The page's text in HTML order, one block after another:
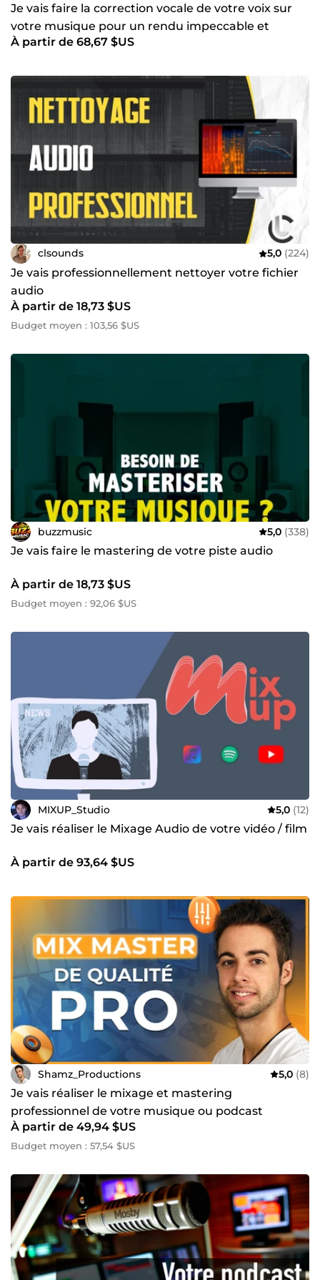
Je vais faire la correction vocale de votre voix sur
votre musique pour un rendu impeccable et
professionnel
À partir de 68,67 $US
clsounds 5,0 (224)
Je vais professionnellement nettoyer votre fichier
audio
À partir de 18,73 $US
Budget moyen : 103,56 $US
buzzmusic 5,0 (338)
Je vais faire le mastering de votre piste audio
À partir de 18,73 $US
Budget moyen : 92,06 $US
MIXUP_Studio 5,0 (12)
Je vais réaliser le Mixage Audio de votre vidéo / film
À partir de 93,64 $US
Shamz_Productions 5,0 (8)
Je vais réaliser le mixage et mastering
professionnel de votre musique ou podcast
À partir de 49,94 $US
Budget moyen : 57,54 $US